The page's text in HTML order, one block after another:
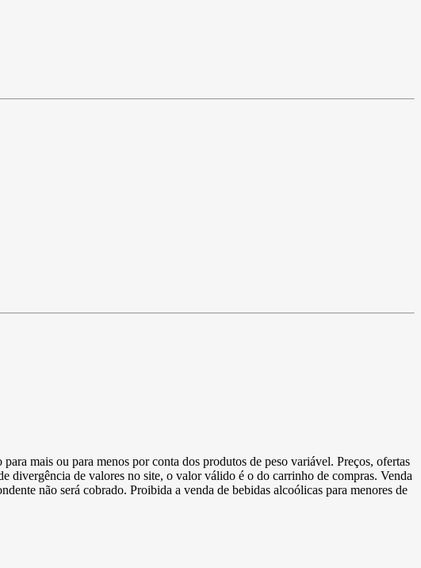
mais ou para menos por conta dos produtos de peso variável. Preços, ofertas
divergência de valores no site, o valor válido é o do carrinho de compras. Venda
não será cobrado. Proibida a venda de bebidas alcoólicas para menores de